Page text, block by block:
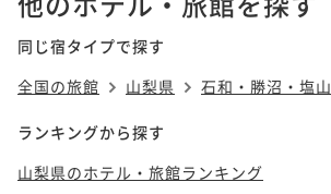
同じ宿タイプで探す
全国の旅館
山梨県 石和・勝沼・塩山
ランキングから探す
山梨県のホテル・旅館ランキング